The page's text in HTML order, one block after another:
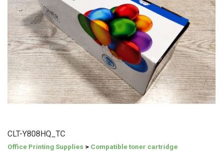
CLT-Y808HQ_TC
Office Printing Supplies > Compatible toner cartridge